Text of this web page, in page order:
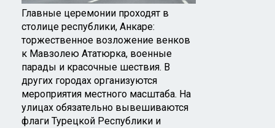
Главные церемонии проходят в
столице республики, Анкаре:
торжественное возложение венков
к Мавзолею Ататюрка, военные
парады и красочные шествия. В
других городах организуются
мероприятия местного масштаба. На
улицах обязательно вывешиваются
флаги Турецкой Республики и